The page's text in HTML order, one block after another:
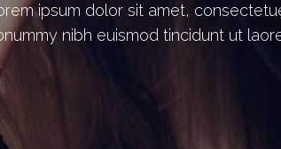
ipsum dolor sit amet,
nibh euismod tincidunt ut